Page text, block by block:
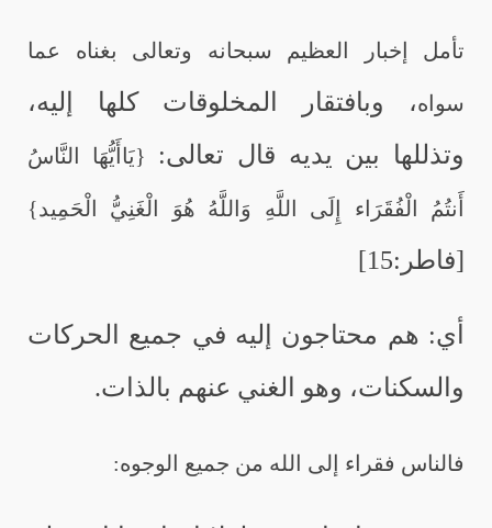
تأمل إخبار العظيم سبحانه وتعالى بغناه عما
سواه، وبافتقار المخلوقات كلها إليه،
وتذللها بين يديه قال تعالى:
{يَاأَيُّهَا النَّاسُ
أَنتُمُ الْفُقَرَاء إِلَى اللَّهِ وَاللَّهُ هُوَ الْغَنِيُّ الْحَمِيد}
[فاطر:15]
أي: هم محتاجون إليه في جميع الحركات
والسكنات، وهو الغني عنهم بالذات.
فالناس فقراء إلى الله من جميع الوجوه: